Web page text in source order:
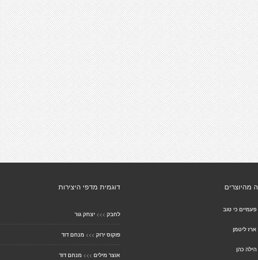
דוגמית מדפי היצירות
לחבק >>> יצחק גור
פוקוס ירוק >>> מנחם דוד
אוצר מילים >>> מנחם דוד
מהיוצרים
פעמיים כי טוב
ארז ליטמן
הילה כהן